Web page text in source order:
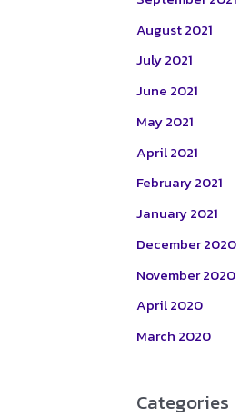
August 2021
July 2021
June 2021
May 2021
April 2021
February 2021
January 2021
December 2020
November 2020
April 2020
March 2020
Categories